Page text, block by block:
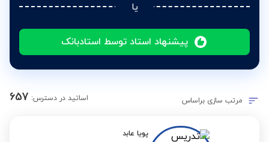
یا
پیشنهاد استاد توسط استادبانک
مرتب سازی براساس اساتید در دسترس: 657
پویا عابد